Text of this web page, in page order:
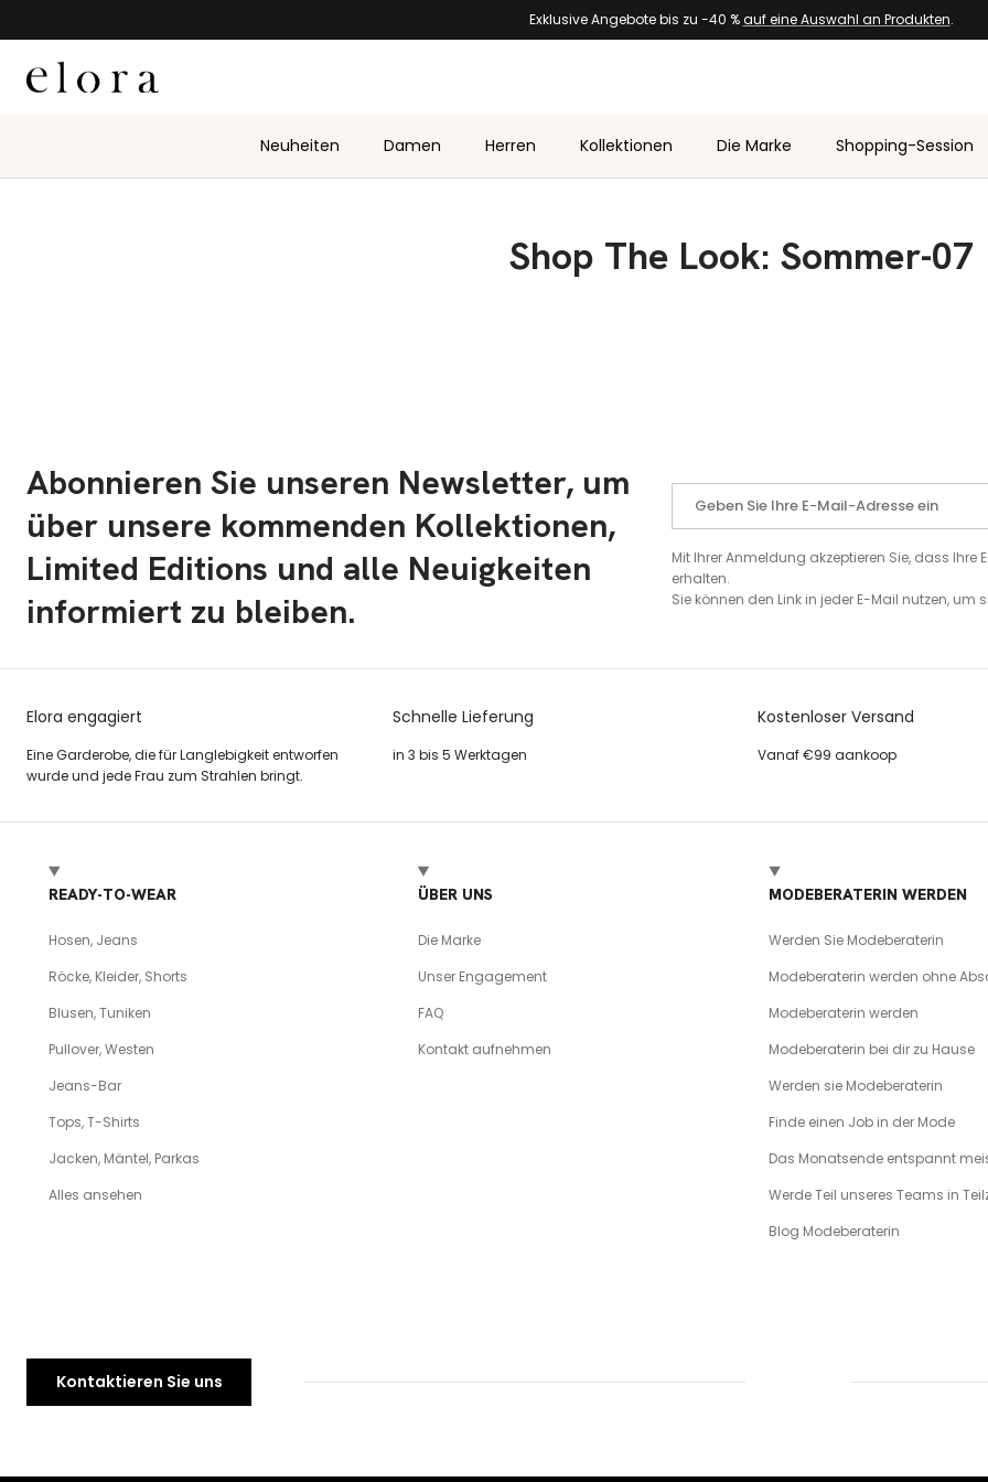
Exklusive Angebote bis zu -40 %auf eine Auswahl an Produkten.
Neuheiten Damen Herren Kollektionen Die Marke Shopping-Session
Shop The Look: Sommer-07
Abonnieren Sie unseren Newsletter, um
über unsere kommenden Kollektionen,
Limited Editions und alle Neuigkeiten
informiert zu bleiben.
Mit Ihrer Anmeldung akzeptieren Sie, dass
erhalten.
Sie können den Link in jeder E-Mail nutzen, um
Elora engagiert
Eine Garderobe, die für Langlebigkeit entworfen
wurde und jede Frau zum Strahlen bringt.
Schnelle Lieferung
in 3 bis 5 Werktagen
Kostenloser Versand
Vanaf €99 aankoop
READY-TO-WEAR
Hosen, Jeans
Röcke, Kleider, Shorts
Blusen, Tuniken
Pullover, Westen
Jeans-Bar
Tops, T-Shirts
Jacken, Mäntel, Parkas
Alles ansehen
ÜBER UNS
Die Marke
Unser Engagement
FAQ
Kontakt aufnehmen
MODEBERATERIN WERDEN
Werden Sie Modeberaterin
Modeberaterin werden ohne
Modeberaterin werden
Modeberaterin bei dir zu Hause
Werden sie Modeberaterin
Finde einen Job in der Mode
Das Monatsende entspannt
Werde Teil unseres Teams in
Blog Modeberaterin
Kontaktieren Sie uns